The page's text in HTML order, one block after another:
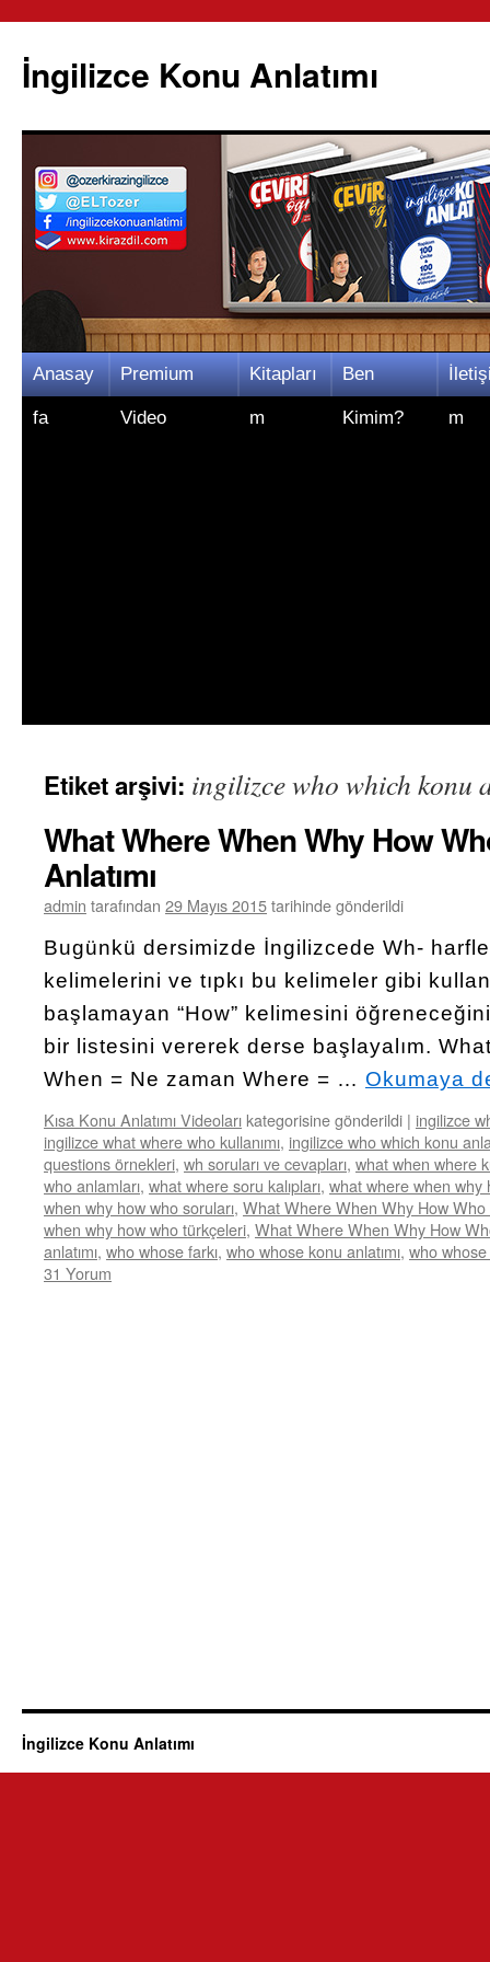
İngilizce Konu Anlatımı
İçeriğe
atla
Anasay
fa
Premium
Video
Kitapları
m
Ben
Kimim? m
Etiket arşivi: ingilizce who which konu
What Where When Why How
Anlatımı
admin tarafından 29 Mayıs 2015tarihinde gönderildi
Bugünkü dersimizde İngilizcede Wh-
kelimelerini ve tıpkı bu kelimeler gibi
başlamayan “How” kelimesini
bir listesini vererek derse başlayalım.
When = Ne zaman Where = … Okumaya
Kısa Konu Anlatımı Videoları kategorisine gönderildi | ingilizce
ingilizce what where who kullanımı, ingilizce who which konu
questions örnekleri, wh soruları ve cevapları, what when where
who anlamları, what where soru kalıpları, what where when why
when why how who soruları, What Where When Why How Who
when why how who türkçeleri, What Where When Why How
anlatımı, who whose farkı, who whose konu anlatımı, who whose
31 Yorum
İngilizce Konu Anlatımı